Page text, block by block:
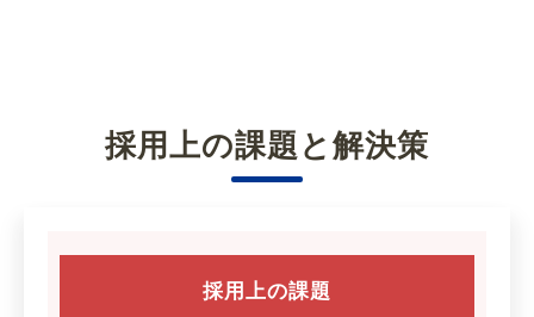
採用上の課題と解決策
採用上の課題